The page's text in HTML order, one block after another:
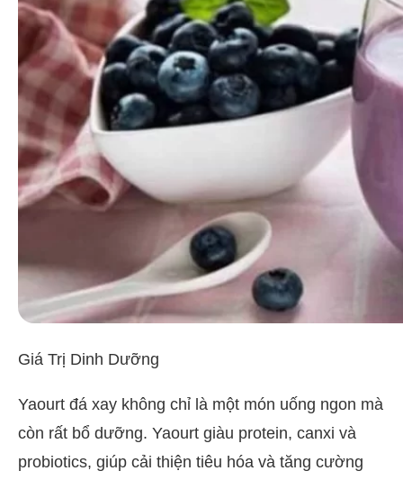
Giá Trị Dinh Dưỡng
Yaourt đá xay không chỉ là một món uống ngon mà
còn rất bổ dưỡng. Yaourt giàu protein, canxi và
probiotics, giúp cải thiện tiêu hóa và tăng cường